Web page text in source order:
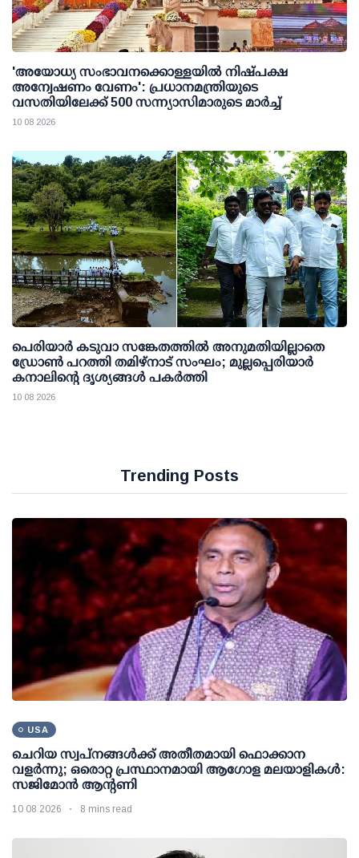
'അയോധ്യ സംഭാവനക്കൊള്ളയില്‍ നിഷ്പക്ഷ
അന്വേഷണം വേണം': പ്രധാനമന്ത്രിയുടെ
വസതിയിലേക്ക് 500 സന്ന്യാസിമാരുടെ മാര്‍ച്ച്
10 08 2026
പെരിയാര്‍ കടുവാ സങ്കേതത്തില്‍ അനുമതിയില്ലാതെ
ഡ്രോണ്‍ പറത്തി തമിഴ്നാട് സംഘം; മുല്ലപ്പെരിയാര്‍
കനാലിന്റെ ദൃശ്യങ്ങള്‍ പകര്‍ത്തി
10 08 2026
Trending Posts
USA
ചെറിയ സ്വപ്നങ്ങൾക്ക് അതീതമായി ഫൊക്കാന
വളർന്നു; ഒരൊറ്റ പ്രസ്ഥാനമായി ആഗോള മലയാളികൾ:
സജിമോൻ ആന്റണി
10 08 2026 8 mins read